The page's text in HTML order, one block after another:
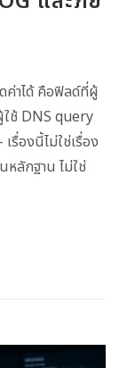
ค่าได้ คือฟิลด์ที่ผู้
ใช้ DNS query
องนี้ไม่ใช่เรื่อง
ลักฐาน ไม่ใช่